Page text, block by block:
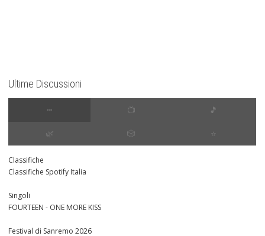
Ultime Discussioni
∞ 📺 🎵
🌿 🎲 ⭐️
Classifiche
Classifiche Spotify Italia
Singoli
FOURTEEN - ONE MORE KISS
Festival di Sanremo 2026